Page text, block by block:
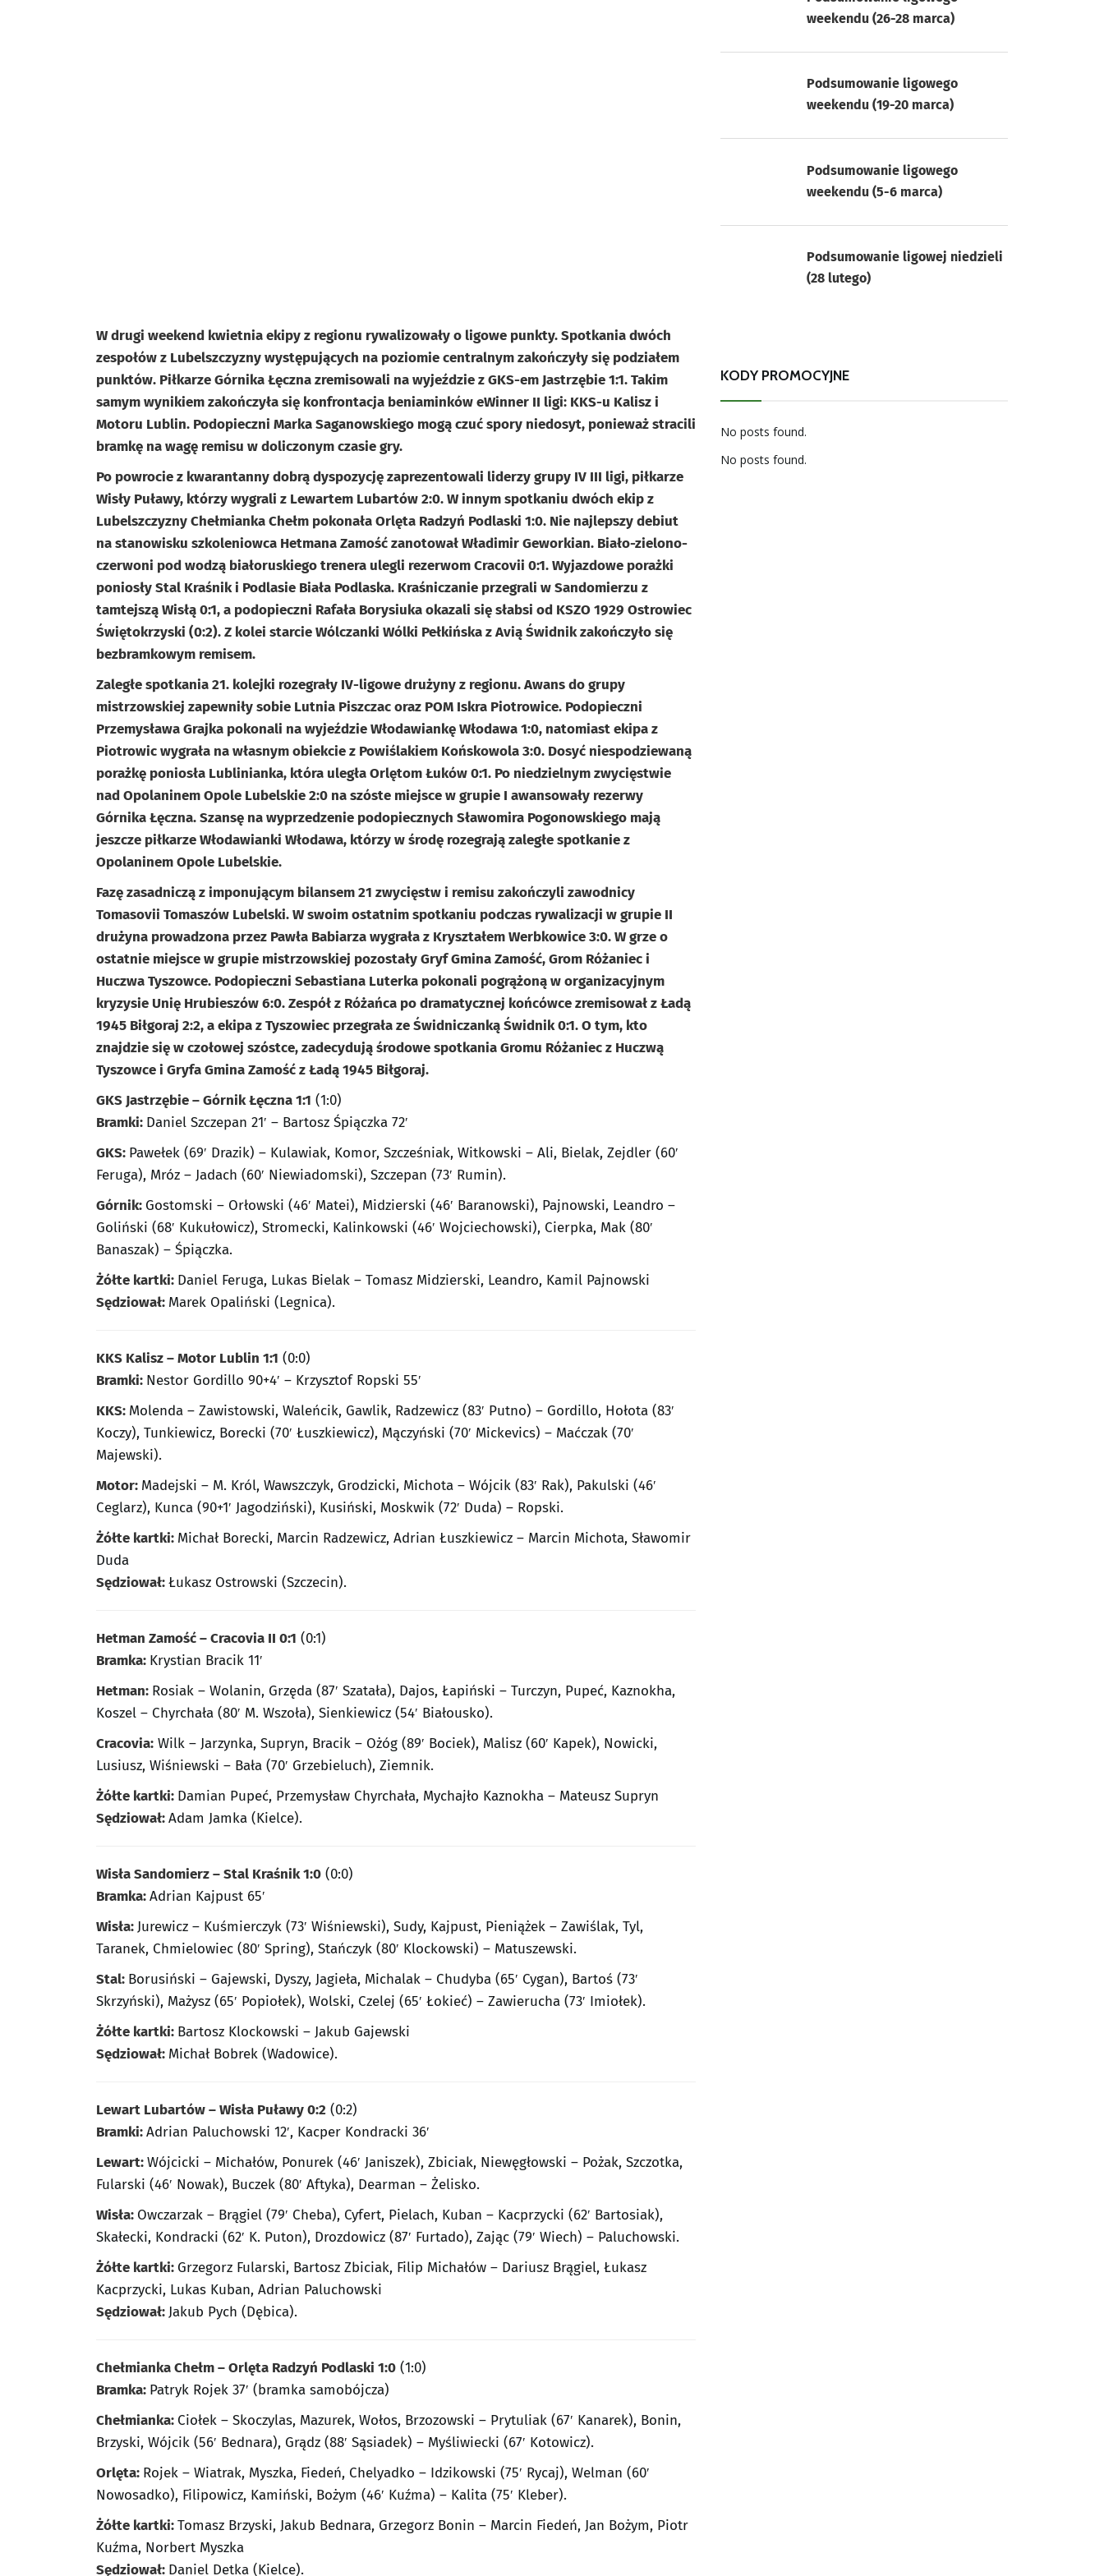
W drugi weekend kwietnia ekipy z regionu rywalizowały o ligowe punkty. Spotkania dwóch
zespołów z Lubelszczyzny występujących na poziomie centralnym zakończyły się podziałem
punktów. Piłkarze Górnika Łęczna zremisowali na wyjeździe z GKS-em Jastrzębie 1:1. Takim
samym wynikiem zakończyła się konfrontacja beniaminków eWinner II ligi: KKS-u Kalisz i
Motoru Lublin. Podopieczni Marka Saganowskiego mogą czuć spory niedosyt, ponieważ stracili
bramkę na wagę remisu w doliczonym czasie gry.
Po powrocie z kwarantanny dobrą dyspozycję zaprezentowali liderzy grupy IV III ligi, piłkarze
Wisły Puławy, którzy wygrali z Lewartem Lubartów 2:0. W innym spotkaniu dwóch ekip z
Lubelszczyzny Chełmianka Chełm pokonała Orlęta Radzyń Podlaski 1:0. Nie najlepszy debiut
na stanowisku szkoleniowca Hetmana Zamość zanotował Władimir Geworkian. Biało-zielono-
czerwoni pod wodzą białoruskiego trenera ulegli rezerwom Cracovii 0:1. Wyjazdowe porażki
poniosły Stal Kraśnik i Podlasie Biała Podlaska. Kraśniczanie przegrali w Sandomierzu z
tamtejszą Wisłą 0:1, a podopieczni Rafała Borysiuka okazali się słabsi od KSZO 1929 Ostrowiec
Świętokrzyski (0:2). Z kolei starcie Wólczanki Wólki Pełkińska z Avią Świdnik zakończyło się
bezbramkowym remisem.
Zaległe spotkania 21. kolejki rozegrały IV-ligowe drużyny z regionu. Awans do grupy
mistrzowskiej zapewniły sobie Lutnia Piszczac oraz POM Iskra Piotrowice. Podopieczni
Przemysława Grajka pokonali na wyjeździe Włodawiankę Włodawa 1:0, natomiast ekipa z
Piotrowic wygrała na własnym obiekcie z Powiślakiem Końskowola 3:0. Dosyć niespodziewaną
porażkę poniosła Lublinianka, która uległa Orlętom Łuków 0:1. Po niedzielnym zwycięstwie
nad Opolaninem Opole Lubelskie 2:0 na szóste miejsce w grupie I awansowały rezerwy
Górnika Łęczna. Szansę na wyprzedzenie podopiecznych Sławomira Pogonowskiego mają
jeszcze piłkarze Włodawianki Włodawa, którzy w środę rozegrają zaległe spotkanie z
Opolaninem Opole Lubelskie.
Fazę zasadniczą z imponującym bilansem 21 zwycięstw i remisu zakończyli zawodnicy
Tomasovii Tomaszów Lubelski. W swoim ostatnim spotkaniu podczas rywalizacji w grupie II
drużyna prowadzona przez Pawła Babiarza wygrała z Kryształem Werbkowice 3:0. W grze o
ostatnie miejsce w grupie mistrzowskiej pozostały Gryf Gmina Zamość, Grom Różaniec i
Huczwa Tyszowce. Podopieczni Sebastiana Luterka pokonali pogrążoną w organizacyjnym
kryzysie Unię Hrubieszów 6:0. Zespół z Różańca po dramatycznej końcówce zremisował z Ładą
1945 Biłgoraj 2:2, a ekipa z Tyszowiec przegrała ze Świdniczanką Świdnik 0:1. O tym, kto
znajdzie się w czołowej szóstce, zadecydują środowe spotkania Gromu Różaniec z Huczwą
Tyszowce i Gryfa Gmina Zamość z Ładą 1945 Biłgoraj.
GKS Jastrzębie – Górnik Łęczna 1:1 (1:0)
Bramki: Daniel Szczepan 21′ – Bartosz Śpiączka 72′
GKS: Pawełek (69′ Drazik) – Kulawiak, Komor, Szcześniak, Witkowski – Ali, Bielak, Zejdler (60′
Feruga), Mróz – Jadach (60′ Niewiadomski), Szczepan (73′ Rumin).
Górnik: Gostomski – Orłowski (46′ Matei), Midzierski (46′ Baranowski), Pajnowski, Leandro –
Goliński (68′ Kukułowicz), Stromecki, Kalinkowski (46′ Wojciechowski), Cierpka, Mak (80′
Banaszak) – Śpiączka.
Żółte kartki: Daniel Feruga, Lukas Bielak – Tomasz Midzierski, Leandro, Kamil Pajnowski
Sędziował: Marek Opaliński (Legnica).
KKS Kalisz – Motor Lublin 1:1 (0:0)
Bramki: Nestor Gordillo 90+4′ – Krzysztof Ropski 55′
KKS: Molenda – Zawistowski, Waleńcik, Gawlik, Radzewicz (83′ Putno) – Gordillo, Hołota (83′
Koczy), Tunkiewicz, Borecki (70′ Łuszkiewicz), Mączyński (70′ Mickevics) – Maćczak (70′
Majewski).
Motor: Madejski – M. Król, Wawszczyk, Grodzicki, Michota – Wójcik (83′ Rak), Pakulski (46′
Ceglarz), Kunca (90+1′ Jagodziński), Kusiński, Moskwik (72′ Duda) – Ropski.
Żółte kartki: Michał Borecki, Marcin Radzewicz, Adrian Łuszkiewicz – Marcin Michota, Sławomir
Duda
Sędziował:Łukasz Ostrowski (Szczecin).
Hetman Zamość – Cracovia II 0:1 (0:1)
Bramka: Krystian Bracik 11′
Hetman: Rosiak – Wolanin, Grzęda (87′ Szatała), Dajos, Łapiński – Turczyn, Pupeć, Kaznokha,
Koszel – Chyrchała (80′ M. Wszoła), Sienkiewicz (54′ Białousko).
Cracovia: Wilk – Jarzynka, Supryn, Bracik – Ożóg (89′ Bociek), Malisz (60′ Kapek), Nowicki,
Lusiusz, Wiśniewski – Bała (70′ Grzebieluch), Ziemnik.
Żółte kartki: Damian Pupeć, Przemysław Chyrchała, Mychajło Kaznokha – Mateusz Supryn
Sędziował:Adam Jamka (Kielce).
Wisła Sandomierz – Stal Kraśnik 1:0 (0:0)
Bramka:Adrian Kajpust 65′
Wisła: Jurewicz – Kuśmierczyk (73′ Wiśniewski), Sudy, Kajpust, Pieniążek – Zawiślak, Tyl,
Taranek, Chmielowiec (80′ Spring), Stańczyk (80′ Klockowski) – Matuszewski.
Stal: Borusiński – Gajewski, Dyszy, Jagieła, Michalak – Chudyba (65′ Cygan), Bartoś (73′
Skrzyński), Mażysz (65′ Popiołek), Wolski, Czelej (65′ Łokieć) – Zawierucha (73′ Imiołek).
Żółte kartki: Bartosz Klockowski – Jakub Gajewski
Sędziował: Michał Bobrek (Wadowice).
Lewart Lubartów – Wisła Puławy 0:2 (0:2)
Bramki:Adrian Paluchowski 12′, Kacper Kondracki 36′
Lewart:Wójcicki – Michałów, Ponurek (46′ Janiszek), Zbiciak, Niewęgłowski – Pożak, Szczotka,
Fularski (46′ Nowak), Buczek (80′ Aftyka), Dearman – Żelisko.
Wisła: Owczarzak – Brągiel (79′ Cheba), Cyfert, Pielach, Kuban – Kacprzycki (62′ Bartosiak),
Skałecki, Kondracki (62′ K. Puton), Drozdowicz (87′ Furtado), Zając (79′ Wiech) – Paluchowski.
Żółte kartki: Grzegorz Fularski, Bartosz Zbiciak, Filip Michałów – Dariusz Brągiel, Łukasz
Kacprzycki, Lukas Kuban, Adrian Paluchowski
Sędziował: Jakub Pych (Dębica).
Chełmianka Chełm – Orlęta Radzyń Podlaski 1:0 (1:0)
Bramka: Patryk Rojek 37′ (bramka samobójcza)
Chełmianka: Ciołek – Skoczylas, Mazurek, Wołos, Brzozowski – Prytuliak (67′ Kanarek), Bonin,
Brzyski, Wójcik (56′ Bednara), Grądz (88′ Sąsiadek) – Myśliwiecki (67′ Kotowicz).
Orlęta: Rojek – Wiatrak, Myszka, Fiedeń, Chelyadko – Idzikowski (75′ Rycaj), Welman (60′
Nowosadko), Filipowicz, Kamiński, Bożym (46′ Kuźma) – Kalita (75′ Kleber).
Żółte kartki:Tomasz Brzyski, Jakub Bednara, Grzegorz Bonin – Marcin Fiedeń, Jan Bożym, Piotr
Kuźma, Norbert Myszka
Sędziował: Daniel Detka (Kielce).
weekendu (26-28 marca)
Podsumowanie ligowego
weekendu (19-20 marca)
Podsumowanie ligowego
weekendu (5-6 marca)
Podsumowanie ligowej niedzieli
(28 lutego)
KODY PROMOCYJNE
No posts found.
No posts found.